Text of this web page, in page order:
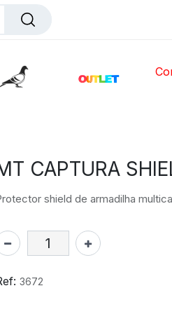
CAPTURA
shield de armadilha
3672